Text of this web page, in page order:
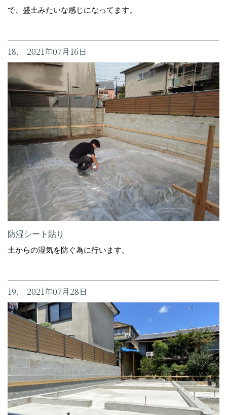
で、盛土みたいな感じになってます。
18. 2021年07月16日
防湿シート貼り
土からの湿気を防ぐ為に行います。
19. 2021年07月28日